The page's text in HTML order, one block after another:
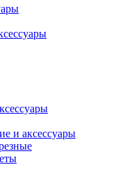
и аксессуары